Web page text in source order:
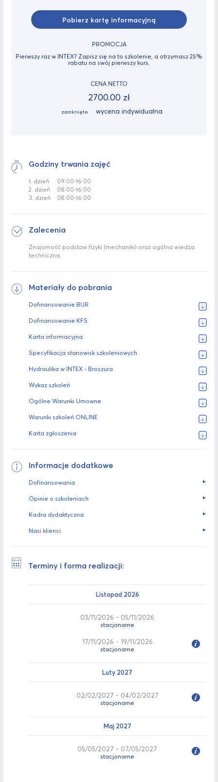
Pobierz kartę informacyjną
PROMOCJA
Pierwszy raz w INTEX? Zapisz się na to szkolenie, a otrzymasz 25%
rabatu na swój pierwszy kurs.
CENA NETTO
2700.00 zł
zamknięte wycena indywidualna
Godziny trwania zajęć
1. dzień
09:00-16:00
2. dzień
08:00-16:00
3. dzień
08:00-16:00
Zalecenia
Znajomość podstaw fizyki (mechaniki) oraz ogólna wiedza
techniczna.
Materiały do pobrania
Dofinansowanie BUR
Dofinansowanie KFS
Karta informacyjna
Specyfikacja stanowisk szkoleniowych
Hydraulika w INTEX - Broszura
Wykaz szkoleń
Ogólne Warunki Umowne
Warunki szkoleń ONLINE
Karta zgłoszenia
Informacje dodatkowe
Dofinansowania ►
Opinie o szkoleniach ►
Kadra dydaktyczna ►
Nasi klienci ►
Terminy i forma realizacji:
Listopad 2026
03/11/2026 - 05/11/2026
stacjonarne
17/11/2026 - 19/11/2026
stacjonarne
Luty 2027
02/02/2027 - 04/02/2027
stacjonarne
Maj 2027
05/05/2027 - 07/05/2027
stacjonarne